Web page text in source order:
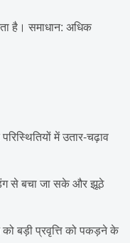
है। समाधान: अधिक
में उतार-चढ़ाव
से बचा जा सके और झूठे
को बड़ी प्रवृत्ति को पकड़ने के